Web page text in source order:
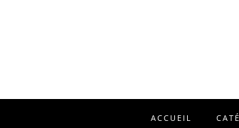
ACCUEIL